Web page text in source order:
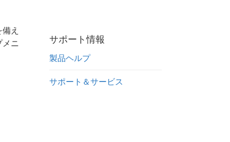
サポート情報
製品ヘルプ
サポート＆サービス
え
ニ